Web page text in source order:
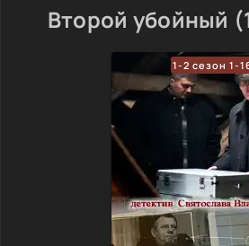
Второй убойный
1-2 сезон 1-